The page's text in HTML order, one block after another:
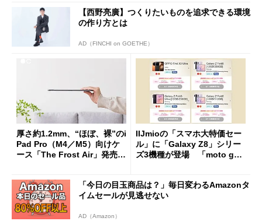
【西野亮廣】つくりたいものを追求できる環境
の作り方とは
AD（FINCHI on GOETHE）
厚さ約1.2mm、“ほぼ、裸”のi
Pad Pro（M4／M5）向けケ
ース「The Frost Air」発売
IIJmioの「スマホ大特価セー
ル」に「Galaxy Z8」シリー
ズ3機種が登場 「moto g37
「今日の目玉商品は？」毎日変わるAmazonタ
イムセールが見逃せない
AD（Amazon）